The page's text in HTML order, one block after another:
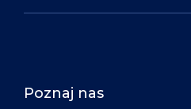
Poznaj nas